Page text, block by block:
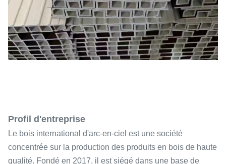
Profil d'entreprise
Le bois international d'arc-en-ciel est une société
concentrée sur la production des produits en bois de haute
qualité. Fondé en 2017, il est siégé dans une base de